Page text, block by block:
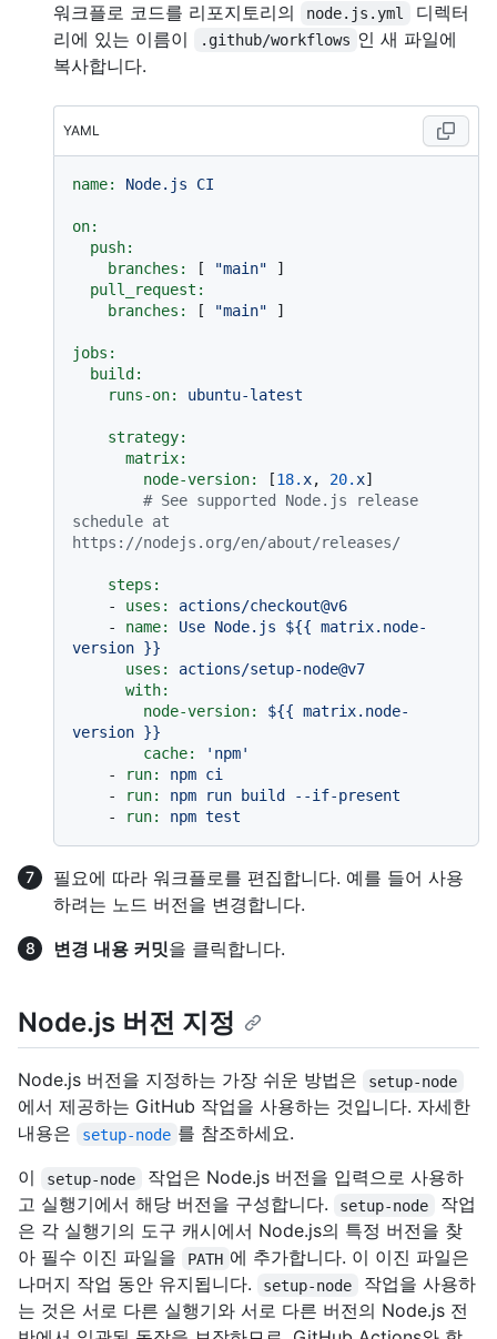
워크플로 코드를 리포지토리의
node.js.yml
디렉터
리에 있는 이름이
.github/workflows 인 새 파일에
복사합니다.
YAML
name: Node.js CI
on:
push:
branches:
[ "main" ]
pull_request:
branches:
[ "main" ]
jobs:
build:
runs-on:
ubuntu-latest
strategy:
matrix:
node-version:
[18. x, 20. x]
# See supported Node.js release
schedule at
https://nodejs.org/en/about/releases/
steps:
-
uses:
actions/checkout@v6
-
name: Use Node.js ${{ matrix.node-
version }}
uses:
actions/setup-node@v7
with:
node-version:
${{ matrix.node-
version }}
cache:
'npm'
-
run: npm ci
-
run: npm run build
--if-present
-
run: npm test
필요에 따라 워크플로를 편집합니다. 예를 들어 사용
하려는 노드 버전을 변경합니다.
변경 내용 커밋을 클릭합니다.
Node.js 버전 지정
Node.js 버전을 지정하는 가장 쉬운 방법은 setup-node
에서 제공하는 GitHub 작업을 사용하는 것입니다. 자세한
내용은
setup-node 를 참조하세요.
이
setup-node
작업은 Node.js 버전을 입력으로 사용하
고 실행기에서 해당 버전을 구성합니다.
setup-node
작업
은 각 실행기의 도구 캐시에서 Node.js의 특정 버전을 찾
아 필수 이진 파일을
PATH 에 추가합니다. 이 이진 파일은
나머지 작업 동안 유지됩니다.
setup-node
작업을 사용하
는 것은 서로 다른 실행기와 서로 다른 버전의 Node.js 전